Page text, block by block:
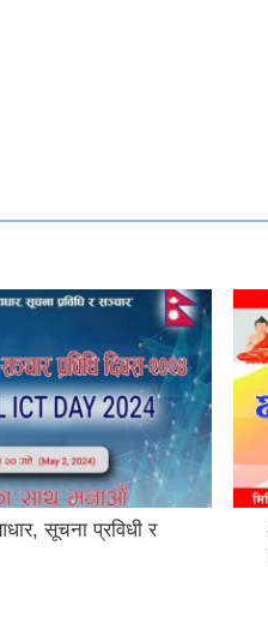
सूचना प्रविधी र